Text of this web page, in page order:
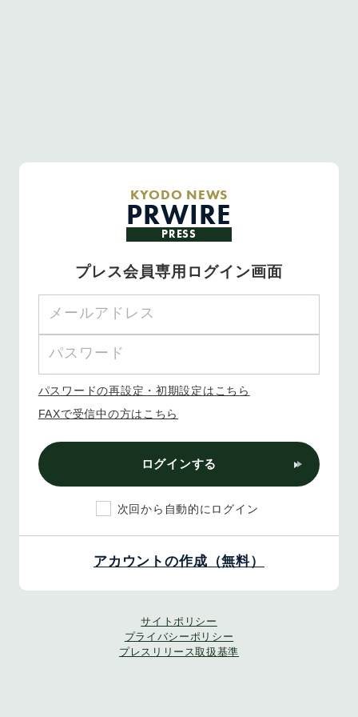
KYODO NEWS
PRWIRE
PRESS
プレス会員専用ログイン画面
パスワードの再設定・初期設定はこちら
FAXで受信中の方はこちら
ログインする
次回から自動的にログイン
アカウントの作成（無料）
サイトポリシー
プライバシーポリシー
プレスリリース取扱基準